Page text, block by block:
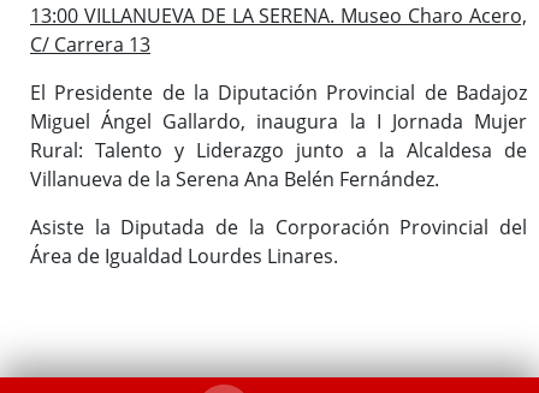
13:00 VILLANUEVA DE LA SERENA. Museo Charo Acero,
C/ Carrera 13
El Presidente de la Diputación Provincial de Badajoz
Miguel Ángel Gallardo, inaugura la I Jornada Mujer
Rural: Talento y Liderazgo junto a la Alcaldesa de
Villanueva de la Serena Ana Belén Fernández.
Asiste la Diputada de la Corporación Provincial del
Área de Igualdad Lourdes Linares.